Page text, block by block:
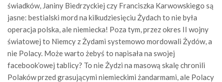
świadków, Janiny Biedrzyckiej czy Franciszka Karwowskiego są
jasne: bestialski mord na kilkudziesięciu Żydach to nie była
operacja polska, ale niemiecka! Poza tym, przez okres II wojny
światowej to Niemcy z Żydami systemowo mordowali Żydów, a
nie Polacy. Może warto żebyś to napisała na swojej
facebook’owej tablicy? To nie Żydzi na masową skalę chronili
Polaków przed grasującymi niemieckimi żandarmami, ale Polacy